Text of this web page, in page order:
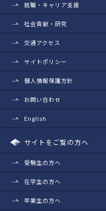
就職・キャリア支援
社会貢献・研究
交通アクセス
サイトポリシー
個人情報保護方針
お問い合わせ
English
サイトをご覧の方へ
受験生の方へ
在学生の方へ
卒業生の方へ